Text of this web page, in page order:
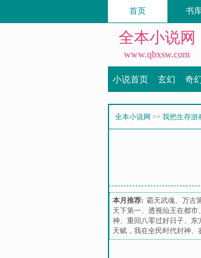
首页 书
全本小说网
www.qbxsw.com
小说首页 玄幻 奇
全本小说网 >> 我把生存游
本月推荐: 霸天武魂、 万古
天下第一、 透视仙王在都市、
神、 重回八零过好日子、 东
天赋，我在全民时代封神、